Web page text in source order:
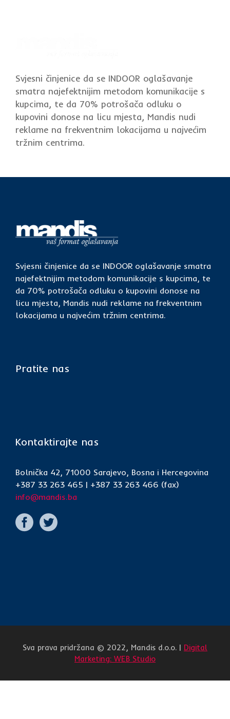
Svjesni činjenice da se INDOOR oglašavanje
smatra najefektnijim metodom komunikacije s
kupcima, te da 70% potrošača odluku o
kupovini donose na licu mjesta, Mandis nudi
reklame na frekventnim lokacijama u najvećim
tržnim centrima.
Svjesni činjenice da se INDOOR oglašavanje smatra
najefektnijim metodom komunikacije s kupcima, te
da 70% potrošača odluku o kupovini donose na
licu mjesta, Mandis nudi reklame na frekventnim
lokacijama u najvećim tržnim centrima.
Pratite nas
Kontaktirajte nas
Bolnička 42, 71000 Sarajevo, Bosna i Hercegovina
+387 33 263 465 | +387 33 263 466 (fax)
info@mandis.ba
Sva prava pridržana © 2022, Mandis d.o.o. | Digital
Marketing: WEB Studio